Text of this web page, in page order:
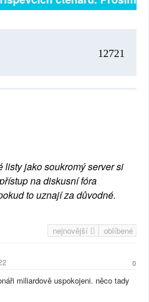
12721
listy jako soukromý server si
na diskusní fóra
to uznají za důvodné.
nejnovější oblíbené
0
miliardově uspokojeni. něco tady